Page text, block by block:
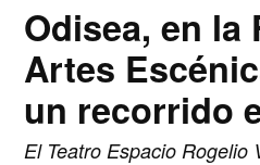
Odisea, en la
Artes
un recorrido
El Teatro Espacio Rogelio